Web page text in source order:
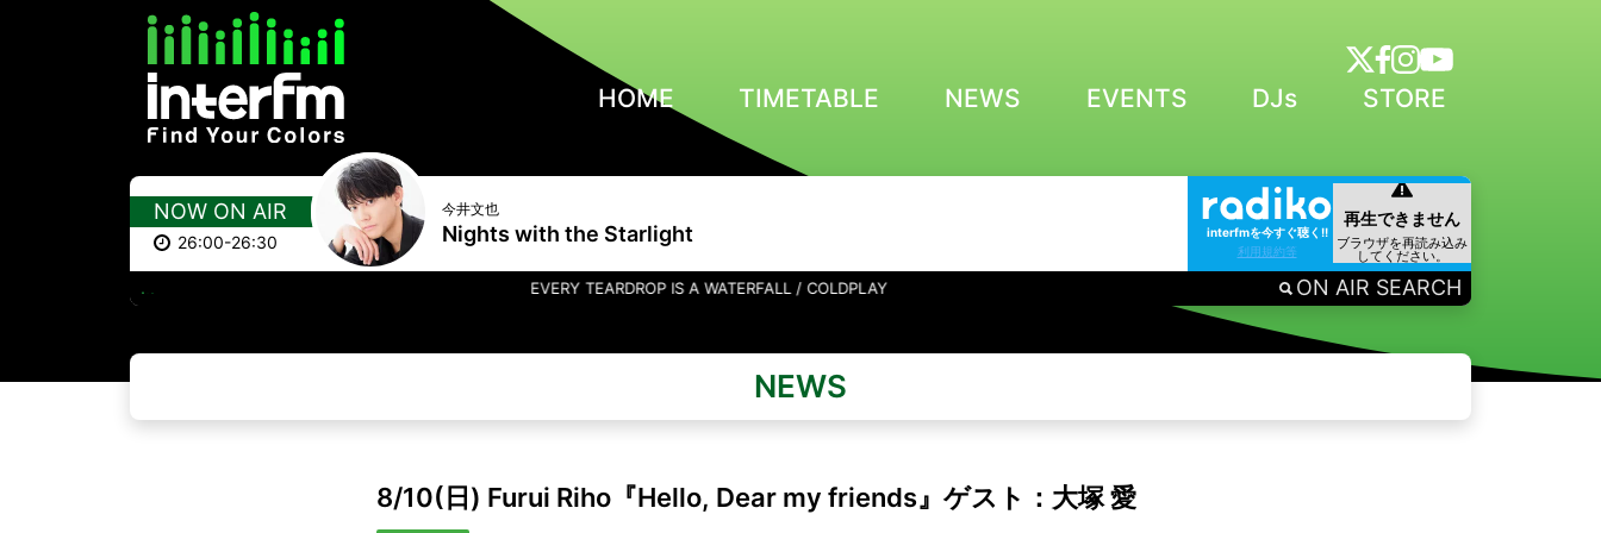
HOME TIMETABLE NEWS EVENTS DJs STORE
NOW ON AIR
26:00-26:30
今井文也
Nights with the Starlight
interfmを今すぐ聴く!!
利用規約等
EVERY TEARDROP IS A WATERFALL / COLDPLAY ON AIR SEARCH
NEWS
8/10(日) Furui Riho『Hello, Dear my friends』ゲスト：大塚 愛